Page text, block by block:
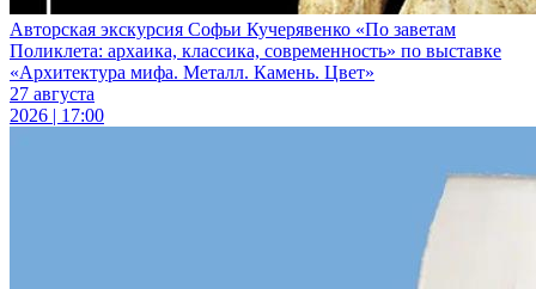
Авторская экскурсия Софьи Кучерявенко «По заветам
Поликлета: архаика, классика, современность» по выставке
«Архитектура мифа. Металл. Камень. Цвет»
27 августа
2026 | 17:00